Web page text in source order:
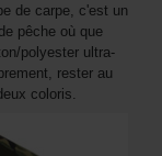
de carpe, c'est un
pêche où que
polyester ultra-
rester au
coloris.